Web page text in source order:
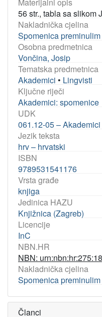
56 str., tabla sa slikom
Nakladnička cjelina
Spomenica
Osobna predmetnica
Vončina, Josip
Tematska predmetnica
Akademici • Lingvisti
Ključne riječi
Akademici: spomenice
UDK
061.12-05 – Akademici
Jezik teksta
hrv – hrvatski
ISBN
9789531541176
Vrsta građe
knjiga
Jedinica HAZU
Knjižnica (Zagreb)
Licencije
InC
NBN.HR
NBN:
Nakladnička cjelina
Spomenica
Članci